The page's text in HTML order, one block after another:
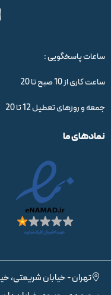
ساعات پاسخگویی :
ساعت کاری از 10 صبح تا 20
جمعه و روزهای تعطیل 12 تا 20
نمادهای ما
تهران - خیابان شریعتی،